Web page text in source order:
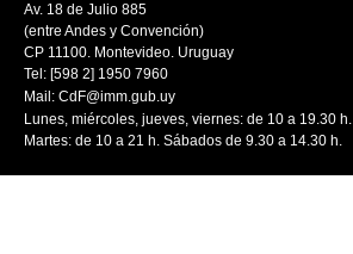
Av. 18 de Julio 885
(entre Andes y Convención)
CP 11100. Montevideo. Uruguay
Tel: [598 2] 1950 7960
Mail: CdF@imm.gub.uy
Lunes, miércoles, jueves, viernes: de 10 a 19.30 h.
Martes: de 10 a 21 h. Sábados de 9.30 a 14.30 h.